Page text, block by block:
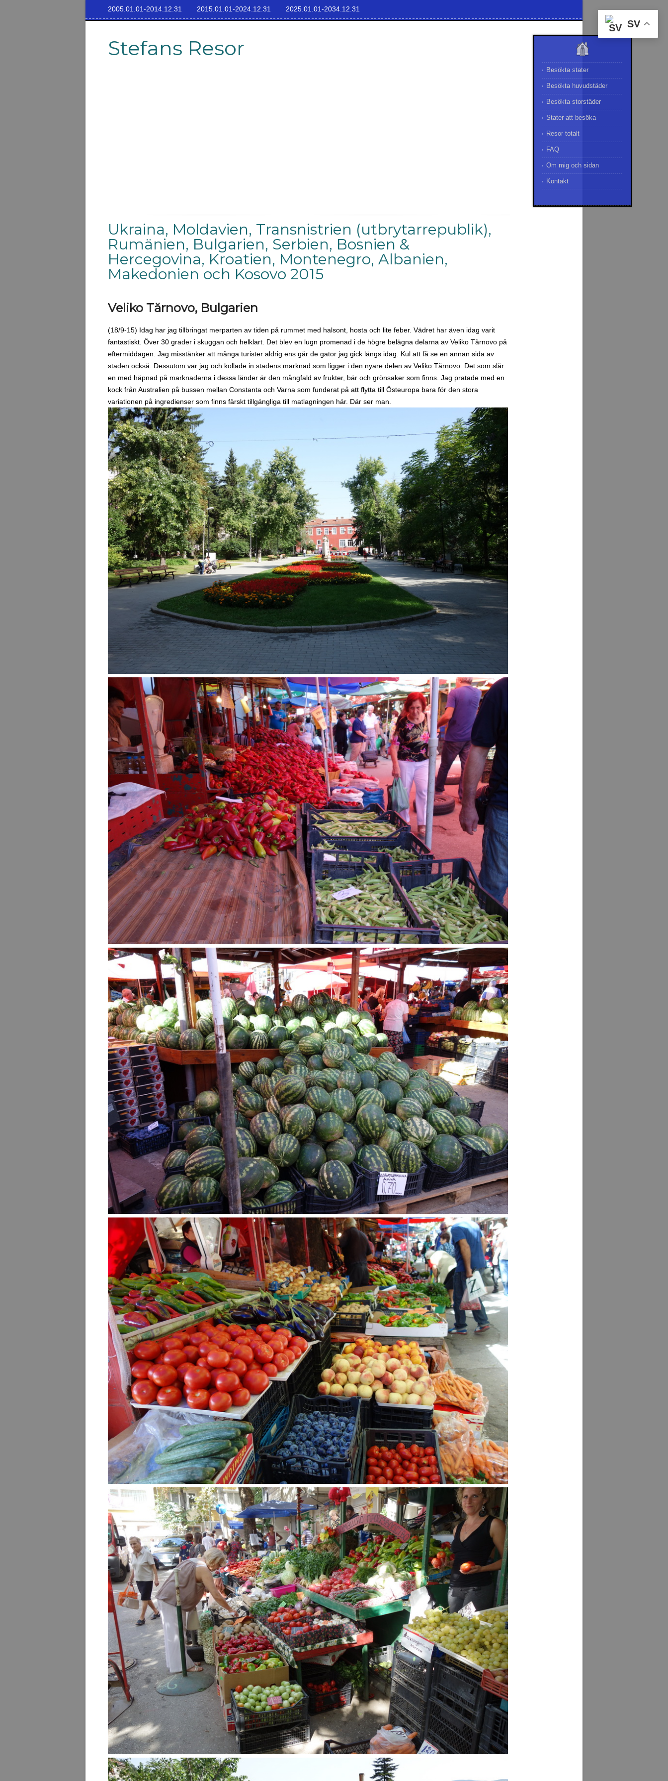
2005.01.01-2014.12.31 2015.01.01-2024.12.31 2025.01.01-2034.12.31
Stefans Resor
Besökta stater
Besökta huvudstäder
Besökta storstäder
Stater att besöka
Resor totalt
FAQ
Om mig och sidan
Kontakt
Ukraina, Moldavien, Transnistrien (utbrytarrepublik),
Rumänien, Bulgarien, Serbien, Bosnien &
Hercegovina, Kroatien, Montenegro, Albanien,
Makedonien och Kosovo 2015
Veliko Tărnovo, Bulgarien
(18/9-15) Idag har jag tillbringat merparten av tiden på rummet med halsont, hosta och lite feber. Vädret har även idag varit
fantastiskt. Över 30 grader i skuggan och helklart. Det blev en lugn promenad i de högre belägna delarna av Veliko Tărnovo på
eftermiddagen. Jag misstänker att många turister aldrig ens går de gator jag gick längs idag. Kul att få se en annan sida av
staden också. Dessutom var jag och kollade in stadens marknad som ligger i den nyare delen av Veliko Tărnovo. Det som slår
en med häpnad på marknaderna i dessa länder är den mångfald av frukter, bär och grönsaker som finns. Jag pratade med en
kock från Australien på bussen mellan Constanta och Varna som funderat på att flytta till Östeuropa bara för den stora
variationen på ingredienser som finns färskt tillgängliga till matlagningen här. Där ser man.
SV